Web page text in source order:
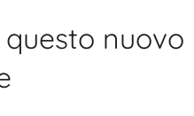
questo nuovo